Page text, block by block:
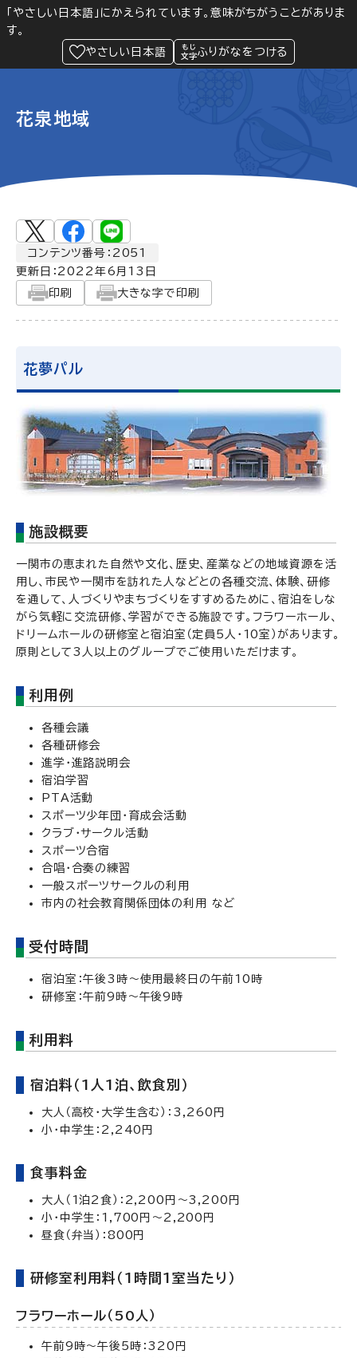
「やさしい日本語」にかえられています。意味がちがうことがありま
す。
やさしい日本語
ふりがなをつける
Language 閲覧支援
緊急情報
花泉地域
コンテンツ番号：2051
更新日： 2022年6月13日
印刷
大きな字で印刷
花夢パル
施設概要
一関市の恵まれた自然や文化、歴史、産業などの地域資源を活
用し、市民や一関市を訪れた人などとの各種交流、体験、研修
を通して、人づくりやまちづくりをすすめるために、宿泊をしな
がら気軽に交流研修、学習ができる施設です。フラワーホール、
ドリームホールの研修室と宿泊室（定員5人・10室）があります。
原則として3人以上のグループでご使用いただけます。
利用例
各種会議
各種研修会
進学・進路説明会
宿泊学習
PTA活動
スポーツ少年団・育成会活動
クラブ・サークル活動
スポーツ合宿
合唱・合奏の練習
一般スポーツサークルの利用
市内の社会教育関係団体の利用 など
受付時間
宿泊室：午後3時～使用最終日の午前10時
研修室：午前9時～午後9時
利用料
宿泊料（1人1泊、飲食別）
大人（高校・大学生含む）：3,260円
小・中学生：2,240円
食事料金
大人（1泊2食）：2,200円～3,200円
小・中学生：1,700円～2,200円
昼食（弁当）：800円
研修室利用料（1時間1室当たり）
フラワーホール（50人）
午前9時～午後5時：320円